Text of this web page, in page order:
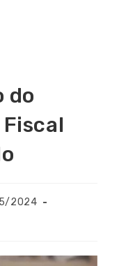
do
2024